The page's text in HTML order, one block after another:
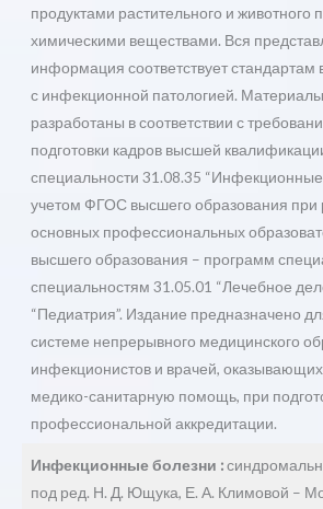
продуктами растительного и животного
химическими веществами. Вся
информация соответствует стандартам
с инфекционной патологией.
разработаны в соответствии с
подготовки кадров высшей
специальности 31.08.35 “Инфекционные
учетом ФГОС высшего образования при
основных профессиональных
высшего образования – программ
специальностям 31.05.01 “Лечебное
“Педиатрия”. Издание предназначено
системе непрерывного медицинского
инфекционистов и врачей,
медико-санитарную помощь, при
профессиональной аккредитации.
Инфекционные болезни :
под ред. Н. Д. Ющука, Е. А. Климовой –